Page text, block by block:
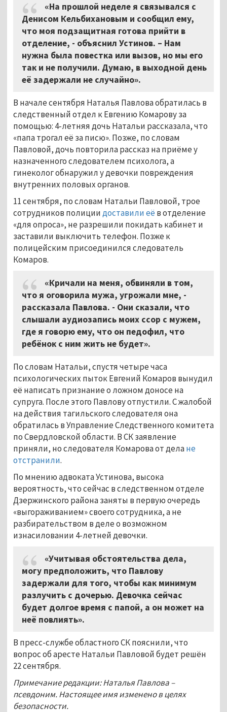
«На прошлой неделе я связывался с
Денисом Кельбихановым и сообщил ему,
что моя подзащитная готова прийти в
отделение, - объяснил Устинов. – Нам
нужна была повестка или вызов, но мы его
так и не получили. Думаю, в выходной день
её задержали не случайно».
В начале сентября Наталья Павлова обратилась в
следственный отдел к Евгению Комарову за
помощью: 4-летняя дочь Натальи рассказала, что
«папа трогал её за писю». Позже, по словам
Павловой, дочь повторила рассказ на приёме у
назначенного следователем психолога, а
гинеколог обнаружил у девочки повреждения
внутренних половых органов.
11 сентября, по словам Натальи Павловой, трое
сотрудников полициидоставили её в отделение
«для опроса», не разрешили покидать кабинет и
заставили выключить телефон. Позже к
полицейским присоединился следователь
Комаров.
«Кричали на меня, обвиняли в том,
что я оговорила мужа, угрожали мне, -
рассказала Павлова. - Они сказали, что
слышали аудиозапись моих ссор с мужем,
где я говорю ему, что он педофил, что
ребёнок с ним жить не будет».
По словам Натальи, спустя четыре часа
психологических пыток Евгений Комаров вынудил
её написать признание о ложном доносе на
супруга. После этого Павлову отпустили. С жалобой
на действия тагильского следователя она
обратилась в Управление Следственного комитета
по Свердловской области. В СК заявление
приняли, но следователя Комарова от делане
отстранили.
По мнению адвоката Устинова, высока
вероятность, что сейчас в следственном отделе
Дзержинского района заняты в первую очередь
«выгораживанием» своего сотрудника, а не
разбирательством в деле о возможном
изнасиловании 4-летней девочки.
«Учитывая обстоятельства дела,
могу предположить, что Павлову
задержали для того, чтобы как минимум
разлучить с дочерью. Девочка сейчас
будет долгое время с папой, а он может на
неё повлиять».
В пресс-службе областного СК пояснили, что
вопрос об аресте Натальи Павловой будет решён
22 сентября.
Примечание редакции: Наталья Павлова –
псевдоним. Настоящее имя изменено в целях
безопасности.